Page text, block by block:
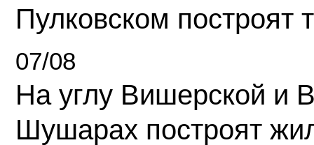
Пулковском построят
07/08
На углу Вишерской и
Шушарах построят